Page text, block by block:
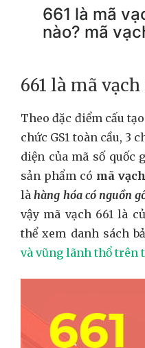
661 là mã
nào? mã
661 là mã
Theo đặc điểm cấu
chức GS1 toàn cầu, 3
diện của mã số quốc
sản phẩm có mã
làhàng hóa có nguồn
vậy mã vạch 661 là
thể xem danh sách
và vũng lãnh thổ trên